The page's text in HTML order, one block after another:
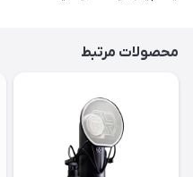
محصولات مرتبط